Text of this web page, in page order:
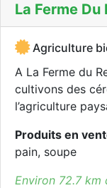
La Ferme Du
Agriculture
A La Ferme du
cultivons des
l’agriculture
Produits en
pain, soupe
Environ 72.7 km